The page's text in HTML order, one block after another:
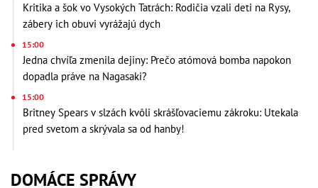
Kritika a šok vo Vysokých Tatrách: Rodičia vzali deti na Rysy,
zábery ich obuvi vyrážajú dych
15:00
Jedna chvíľa zmenila dejiny: Prečo atómová bomba napokon
dopadla práve na Nagasaki?
15:00
Britney Spears v slzách kvôli skrášľovaciemu zákroku: Utekala
pred svetom a skrývala sa od hanby!
DOMÁCE SPRÁVY